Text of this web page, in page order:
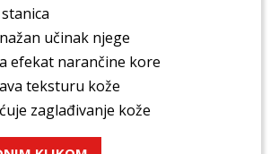
učinak njege
efekat narančine kore
teksturu kože
zaglađivanje kože